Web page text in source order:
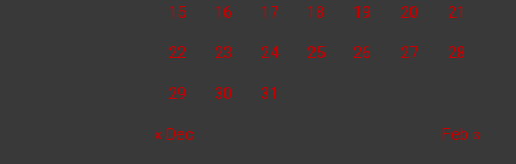
15 16 17 18 19 20 21
22 23 24 25 26 27 28
29 30 31
« Dec Feb »